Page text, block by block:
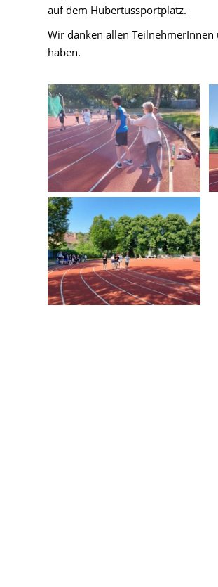
auf dem Hubertussportplatz.
Wir danken allen
haben.